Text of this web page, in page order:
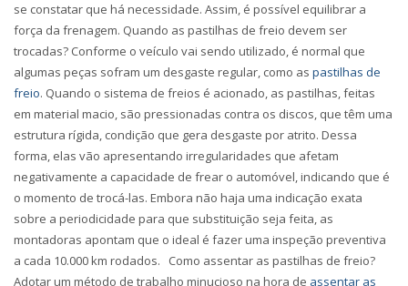
se constatar que há necessidade. Assim, é possível equilibrar a
força da frenagem. Quando as pastilhas de freio devem ser
trocadas? Conforme o veículo vai sendo utilizado, é normal que
algumas peças sofram um desgaste regular, como as pastilhas de
freio. Quando o sistema de freios é acionado, as pastilhas, feitas
em material macio, são pressionadas contra os discos, que têm uma
estrutura rígida, condição que gera desgaste por atrito. Dessa
forma, elas vão apresentando irregularidades que afetam
negativamente a capacidade de frear o automóvel, indicando que é
o momento de trocá-las. Embora não haja uma indicação exata
sobre a periodicidade para que substituição seja feita, as
montadoras apontam que o ideal é fazer uma inspeção preventiva
a cada 10.000 km rodados.
Como assentar as pastilhas de freio?
Adotar um método de trabalho minucioso na hora de assentar as